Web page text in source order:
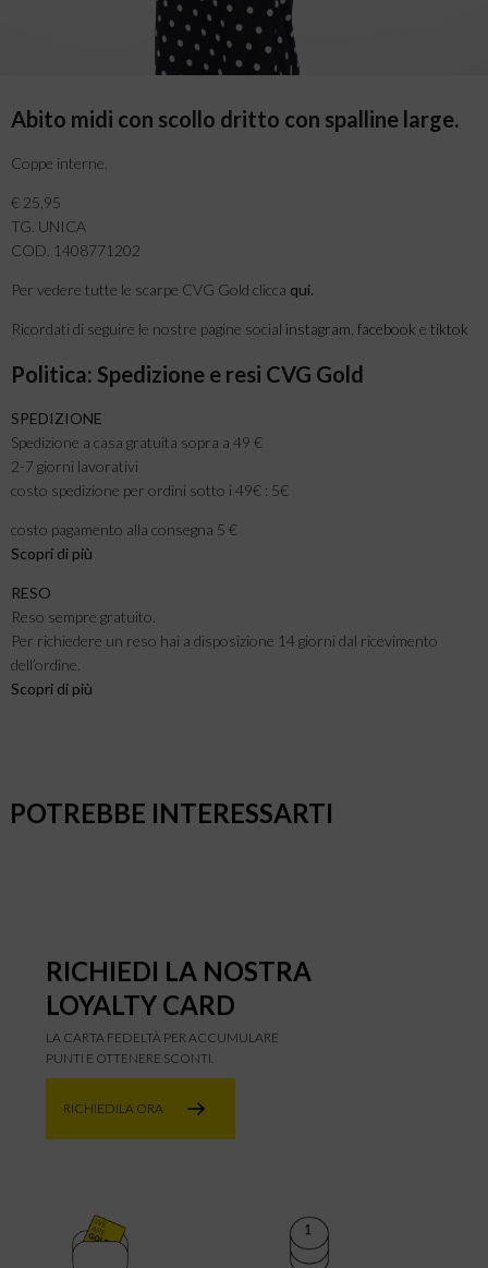
Abito midi con scollo dritto con spalline large.
Coppe interne.
€ 25,95
TG. UNICA
COD. 1408771202
Per vedere tutte le scarpe CVG Gold clicca qui.
Ricordati di seguire le nostre pagine social instagram facebook e tiktok
Politica: Spedizione e resi CVG Gold
SPEDIZIONE
Spedizione a casa gratuita sopra a 49 €
2-7 giorni lavorativi
costo spedizione per ordini sotto i 49€ : 5€
costo pagamento alla consegna 5 €
Scopri di più
RESO
Reso sempre gratuito.
Per richiedere un reso hai a disposizione 14 giorni dal ricevimento
dell’ordine.
Scopri di più
POTREBBE INTERESSARTI
RICHIEDI LA NOSTRA
LOYALTY CARD
LA CARTA FEDELTÀ PER ACCUMULARE
PUNTI E OTTENERE SCONTI.
RICHIEDILA ORA